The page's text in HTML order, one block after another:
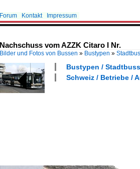
Forum Kontakt Impressum
Nachschuss vom AZZK Citaro I Nr.
Bilder und Fotos von Bussen » Bustypen »
Bustypen /
Schweiz / Betriebe /